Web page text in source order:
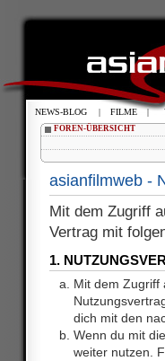
FOREN-ÜBERSICHT
asianfilmweb -
Mit dem Zugriff
Vertrag mit
1.
Mit dem Zugriff
dich mit den
Wenn du mit
weiter nutzen.
NEWS-BLOG | FILME |